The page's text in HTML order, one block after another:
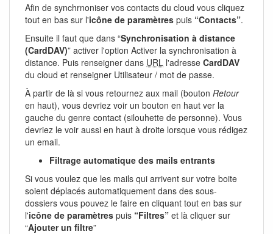
Afin de synchrnoniser vos contacts du cloud vous cliquez
tout en bas sur l'icône de paramètres puis “Contacts”.
Ensuite il faut que dans “Synchronisation à distance
(CardDAV)” activer l'option Activer la synchronisation à
distance. Puis renseigner dans URL l'adresse CardDAV
du cloud et renseigner Utilisateur / mot de passe.
À partir de là si vous retournez aux mail (bouton Retour
en haut), vous devriez voir un bouton en haut ver la
gauche du genre contact (silouhette de personne). Vous
devriez le voir aussi en haut à droite lorsque vous rédigez
un email.
Filtrage automatique des mails entrants
Si vous voulez que les mails qui arrivent sur votre boite
soient déplacés automatiquement dans des sous-
dossiers vous pouvez le faire en cliquant tout en bas sur
l'icône de paramètres puis “Filtres” et là cliquer sur
“Ajouter un filtre”